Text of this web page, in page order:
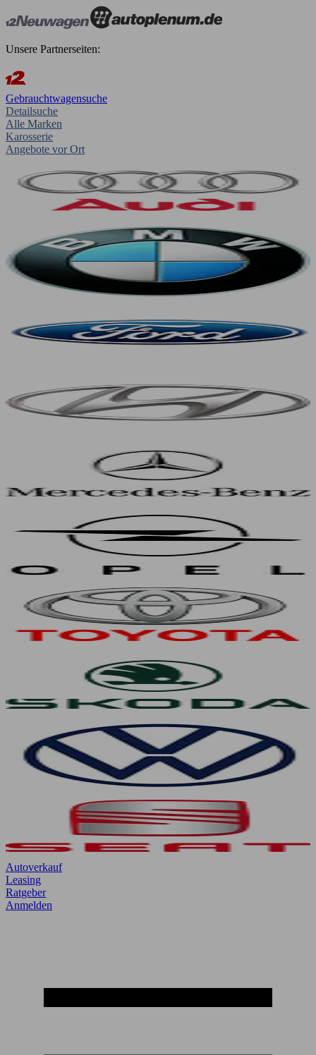
Unsere Partnerseiten:
Gebrauchtwagensuche
Detailsuche
Alle Marken
Karosserie
Angebote vor Ort
Autoverkauf
Leasing
Ratgeber
Anmelden